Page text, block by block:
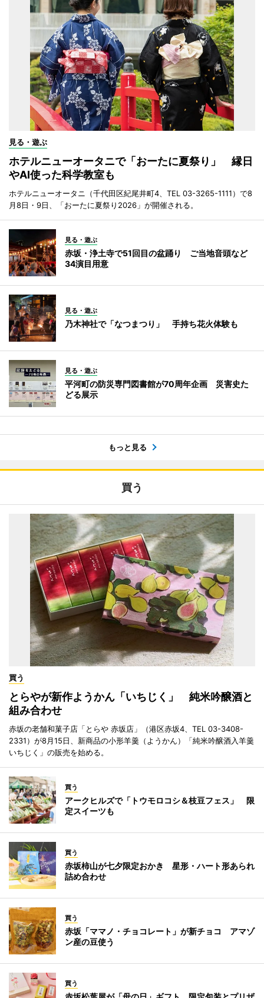
見る・遊ぶ
ホテルニューオータニで「おーたに夏祭り」 縁日
やAI使った科学教室も
ホテルニューオータニ（千代田区紀尾井町4、TEL 03-3265-1111）で8
月8日・9日、「おーたに夏祭り2026」が開催される。
見る・遊ぶ
赤坂・浄土寺で51回目の盆踊り ご当地音頭など
34演目用意
見る・遊ぶ
乃木神社で「なつまつり」 手持ち花火体験も
見る・遊ぶ
平河町の防災専門図書館が70周年企画 災害史た
どる展示
もっと見る
買う
買う
とらやが新作ようかん「いちじく」 純米吟醸酒と
組み合わせ
赤坂の老舗和菓子店「とらや 赤坂店」（港区赤坂4、TEL 03-3408-
2331）が8月15日、新商品の小形羊羹（ようかん）「純米吟醸酒入羊羹
いちじく」の販売を始める。
買う
アークヒルズで「トウモロコシ＆枝豆フェス」 限
定スイーツも
買う
赤坂柿山が七夕限定おかき 星形・ハート形あられ
詰め合わせ
買う
赤坂「ママノ・チョコレート」が新チョコ アマゾ
ン産の豆使う
買う